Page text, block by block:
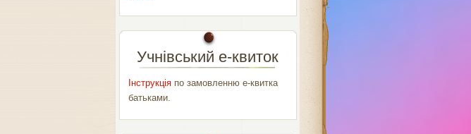
Учнівський е-квиток
Інструкціяпо замовленню е-квитка
батьками.